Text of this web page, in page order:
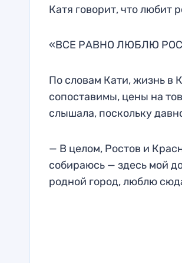
Катя говорит, что любит
«ВСЕ РАВНО ЛЮБЛЮ
По словам Кати, жизнь в
сопоставимы, цены на
слышала, поскольку
— В целом, Ростов и
собираюсь — здесь мой
родной город, люблю